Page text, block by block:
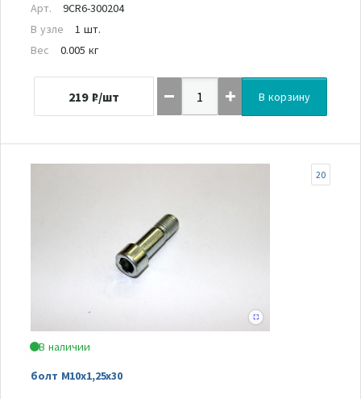
Арт.
9CR6-300204
В узле
1 шт.
Вес
0.005 кг
219 ₽/шт В корзину
В наличии
болт М10х1,25х30
20